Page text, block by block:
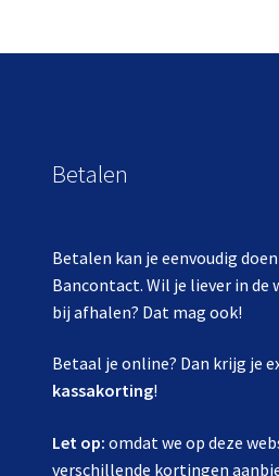
Betalen
Betalen kan je eenvoudig
Bancontact. Wil je liever in de
bij afhalen? Dat mag ook!
Betaal je online? Dan krijg je
kassakorting!
Let op: omdat we op deze
verschillende kortingen